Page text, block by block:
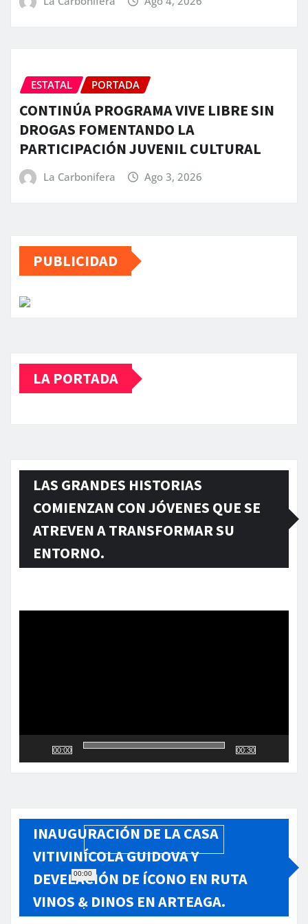
ESTATAL PORTADA
CONTINÚA PROGRAMA VIVE LIBRE SIN
DROGAS FOMENTANDO LA
PARTICIPACIÓN JUVENIL CULTURAL
La Carbonifera Ago 3, 2026
PUBLICIDAD
LA PORTADA
LAS GRANDES HISTORIAS
COMIENZAN CON JÓVENES QUE SE
ATREVEN A TRANSFORMAR SU
ENTORNO.
00:00
00:00
00:30
INAUGURACIÓN DE LA CASA
VITIVINÍCOLA GUIDOVA Y
DEVELACIÓN DE ÍCONO EN RUTA
VINOS & DINOS EN ARTEAGA.